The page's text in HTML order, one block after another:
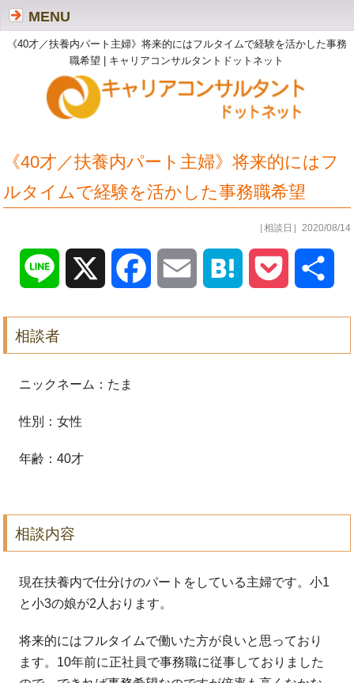
《40才／扶養内パート主婦》将来的にはフルタイムで経験を活かした事務
職希望 | キャリアコンサルタントドットネット
MENU
《40才／扶養内パート主婦》将来的にはフ
ルタイムで経験を活かした事務職希望
［相談日］2020/08/14
Line Facebook Email Hatena Pocket
相談者
ニックネーム：たま
性別：女性
年齢：40才
相談内容
現在扶養内で仕分けのパートをしている主婦です。小1
と小3の娘が2人おります。
将来的にはフルタイムで働いた方が良いと思っており
ます。10年前に正社員で事務職に従事しておりました